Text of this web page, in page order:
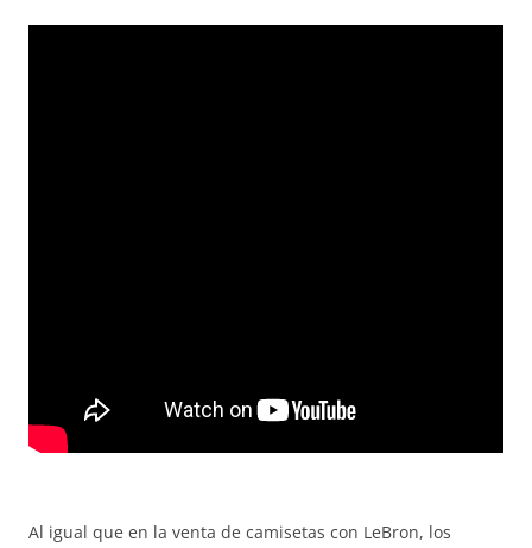
Al igual que en la venta de camisetas con LeBron, los